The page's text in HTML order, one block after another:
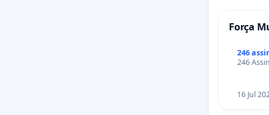
Força
246
246
16 Jul